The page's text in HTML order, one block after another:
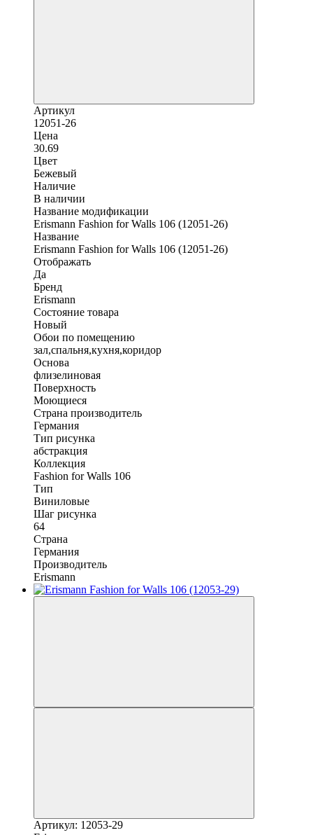
Артикул
12051-26
Цена
30.69
Цвет
Бежевый
Наличие
В наличии
Название модификации
Erismann Fashion for Walls 106 (12051-26)
Название
Erismann Fashion for Walls 106 (12051-26)
Отображать
Да
Бренд
Erismann
Состояние товара
Новый
Обои по помещению
зал,спальня,кухня,коридор
Основа
флизелиновая
Поверхность
Моющиеся
Страна производитель
Германия
Тип рисунка
абстракция
Коллекция
Fashion for Walls 106
Тип
Виниловые
Шаг рисунка
64
Страна
Германия
Производитель
Erismann
Артикул: 12053-29